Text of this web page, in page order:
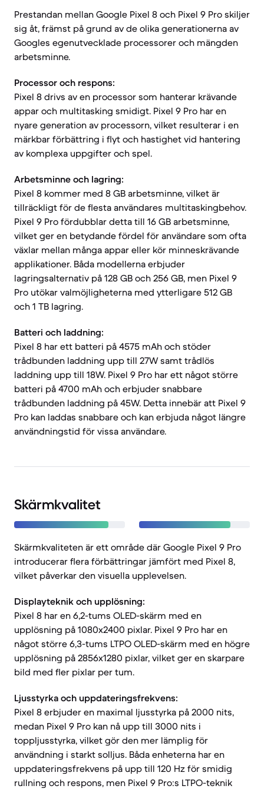
Prestandan mellan Google Pixel 8 och Pixel 9 Pro skiljer
sig åt, främst på grund av de olika generationerna av
Googles egenutvecklade processorer och mängden
arbetsminne.
Processor och respons:
Pixel 8 drivs av en processor som hanterar krävande
appar och multitasking smidigt. Pixel 9 Pro har en
nyare generation av processorn, vilket resulterar i en
märkbar förbättring i flyt och hastighet vid hantering
av komplexa uppgifter och spel.
Arbetsminne och lagring:
Pixel 8 kommer med 8 GB arbetsminne, vilket är
tillräckligt för de flesta användares multitaskingbehov.
Pixel 9 Pro fördubblar detta till 16 GB arbetsminne,
vilket ger en betydande fördel för användare som ofta
växlar mellan många appar eller kör minneskrävande
applikationer. Båda modellerna erbjuder
lagringsalternativ på 128 GB och 256 GB, men Pixel 9
Pro utökar valmöjligheterna med ytterligare 512 GB
och 1 TB lagring.
Batteri och laddning:
Pixel 8 har ett batteri på 4575 mAh och stöder
trådbunden laddning upp till 27W samt trådlös
laddning upp till 18W. Pixel 9 Pro har ett något större
batteri på 4700 mAh och erbjuder snabbare
trådbunden laddning på 45W. Detta innebär att Pixel 9
Pro kan laddas snabbare och kan erbjuda något längre
användningstid för vissa användare.
Skärmkvalitet
Skärmkvaliteten är ett område där Google Pixel 9 Pro
introducerar flera förbättringar jämfört med Pixel 8,
vilket påverkar den visuella upplevelsen.
Displayteknik och upplösning:
Pixel 8 har en 6,2-tums OLED-skärm med en
upplösning på 1080x2400 pixlar. Pixel 9 Pro har en
något större 6,3-tums LTPO OLED-skärm med en högre
upplösning på 2856x1280 pixlar, vilket ger en skarpare
bild med fler pixlar per tum.
Ljusstyrka och uppdateringsfrekvens:
Pixel 8 erbjuder en maximal ljusstyrka på 2000 nits,
medan Pixel 9 Pro kan nå upp till 3000 nits i
toppljusstyrka, vilket gör den mer lämplig för
användning i starkt solljus. Båda enheterna har en
uppdateringsfrekvens på upp till 120 Hz för smidig
rullning och respons, men Pixel 9 Pro:s LTPO-teknik